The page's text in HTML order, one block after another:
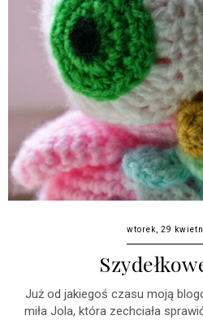
wtorek, 29
Już od jakiegoś czasu moją
miła Jola, która zechciała